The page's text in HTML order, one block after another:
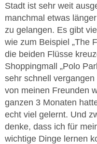
Stadt ist sehr weit
manchmal etwas
zu gelangen. Es gibt
wie zum Beispiel „The
die beiden Flüsse
Shoppingmall „Polo
sehr schnell
von meinen Freunden
ganzen 3 Monaten
echt viel gelernt. Und
denke, dass ich für
wichtige Dinge lernen